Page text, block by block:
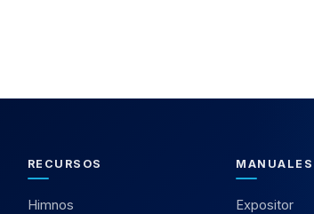
RECURSOS
Himnos
MANUALES
Expositor